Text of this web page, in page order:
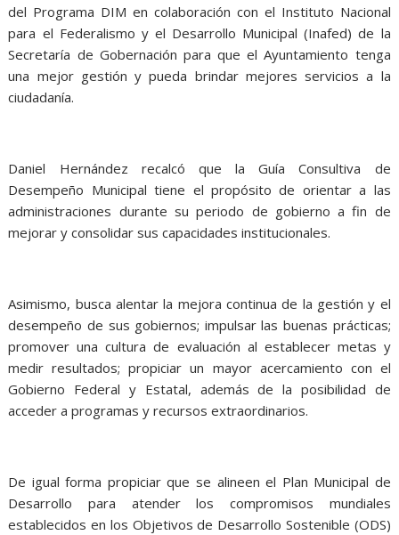
del Programa DIM en colaboración con el Instituto Nacional
para el Federalismo y el Desarrollo Municipal (Inafed) de la
Secretaría de Gobernación para que el Ayuntamiento tenga
una mejor gestión y pueda brindar mejores servicios a la
ciudadanía.
Daniel Hernández recalcó que la Guía Consultiva de
Desempeño Municipal tiene el propósito de orientar a las
administraciones durante su periodo de gobierno a fin de
mejorar y consolidar sus capacidades institucionales.
Asimismo, busca alentar la mejora continua de la gestión y el
desempeño de sus gobiernos; impulsar las buenas prácticas;
promover una cultura de evaluación al establecer metas y
medir resultados; propiciar un mayor acercamiento con el
Gobierno Federal y Estatal, además de la posibilidad de
acceder a programas y recursos extraordinarios.
De igual forma propiciar que se alineen el Plan Municipal de
Desarrollo para atender los compromisos mundiales
establecidos en los Objetivos de Desarrollo Sostenible (ODS)